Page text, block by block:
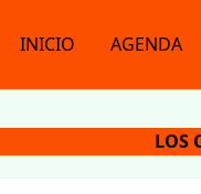
INICIO AGENDA
LOS